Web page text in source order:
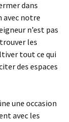
dans
notre
n’est pas
les
tout ce qui
des espaces
une occasion
avec les